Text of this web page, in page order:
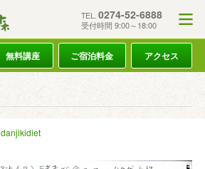
TEL. 0274-52-6888
受付時間 9:00～18:00
無料講座 ご宿泊料金 アクセス
danjikidiet